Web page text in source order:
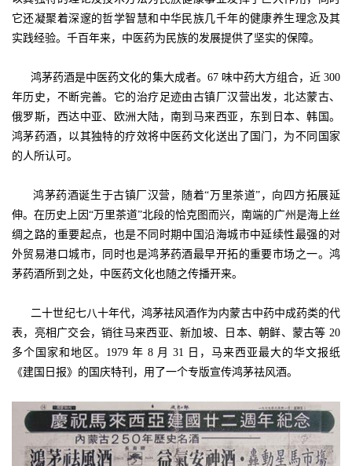
它还凝聚着深邃的哲学智慧和中华民族几千年的健康养生理念及其
实践经验。千百年来，中医药为民族的发展提供了坚实的保障。
鸿茅药酒是中医药文化的集大成者。67 味中药大方组合，近 300
年历史，不断完善。它的治疗足迹由古镇厂汉营出发，北达蒙古、
俄罗斯，西达中亚、欧洲大陆，南到马来西亚，东到日本、韩国。
鸿茅药酒，以其独特的疗效将中医药文化送出了国门，为不同国家
的人所认可。
鸿茅药酒诞生于古镇厂汉营，随着“万里茶道”，向四方拓展延
伸。在历史上因“万里茶道”北段的恰克图而兴，南端的广州是海上丝
绸之路的重要起点，也是不同时期中国沿海城市中延续性最强的对
外贸易港口城市，同时也是鸿茅药酒最早开拓的重要市场之一。鸿
茅药酒所到之处，中医药文化也随之传播开来。
二十世纪七八十年代，鸿茅祛风酒作为内蒙古中药中成药类的代
表，亮相广交会，销往马来西亚、新加坡、日本、朝鲜、蒙古等 20
多个国家和地区。1979 年 8 月 31 日，马来西亚最大的华文报纸
《建国日报》的国庆特刊，用了一个专版宣传鸿茅祛风酒。